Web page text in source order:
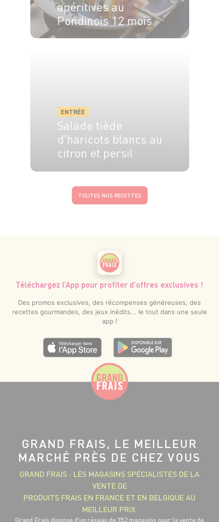
apéritives au
Pondinois 12 mois
ENTRÉE
Salade tiède
d'haricots blancs au
citron et persil
TOUTES NOS RECETTES
Téléchargez l’App pour profiter d’offres exclusives !
Des promos exclusives, des récompenses généreuses, des
recettes gourmandes, des jeux inédits... le tout dans une seule
app !
GRAND FRAIS, LE MEILLEUR
MARCHÉ PRÈS DE CHEZ VOUS
GRAND FRAIS : LES MAGASINS SPÉCIALISTES DE LA
VENTE DE
PRODUITS FRAIS EN FRANCE ET EN BELGIQUE AU
MEILLEUR PRIX.
Grand Frais dispose d'un réseau de 352 magasins pour la vente de